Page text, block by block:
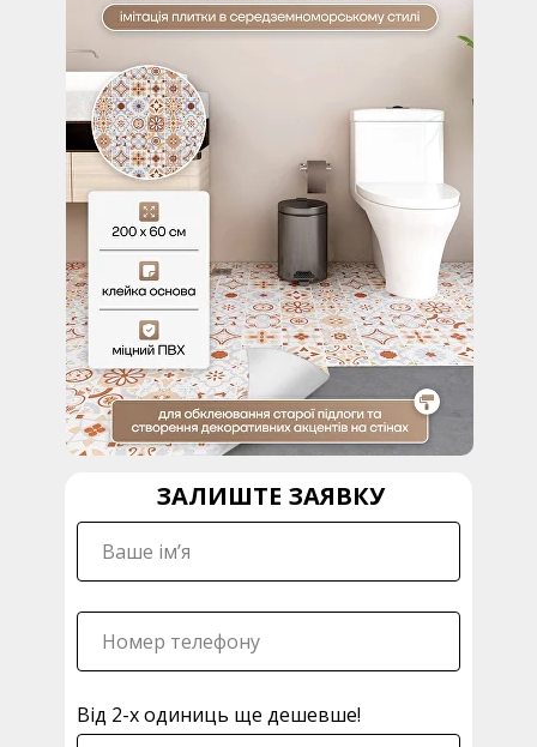
Від 2-х одиниць ще дешевше!
ЗАЛИШТЕ ЗАЯВКУ